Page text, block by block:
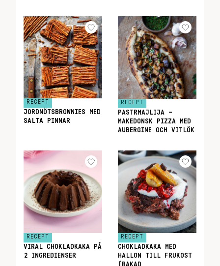
RECEPT
JORDNÖTSBROWNIES MED
SALTA PINNAR
RECEPT
PASTRMAJLIJA –
MAKEDONSK PIZZA MED
AUBERGINE OCH VITLÖK
RECEPT
VIRAL CHOKLADKAKA PÅ
2 INGREDIENSER
RECEPT
CHOKLADKAKA MED
HALLON TILL FRUKOST
(BAKAD